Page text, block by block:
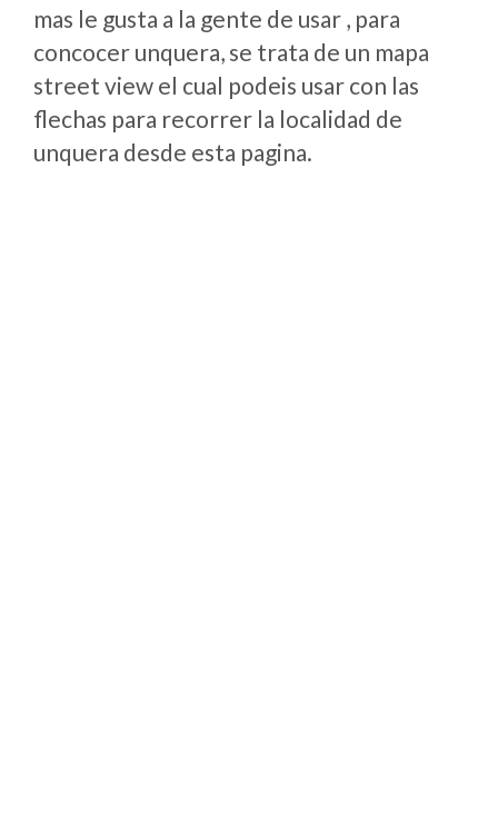
mas le gusta a la gente de usar , para
concocer unquera, se trata de un mapa
street view el cual podeis usar con las
flechas para recorrer la localidad de
unquera desde esta pagina.